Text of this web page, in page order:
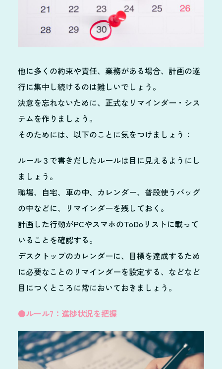
他に多くの約束や責任、業務がある場合、計画の遂
行に集中し続けるのは難しいでしょう。
決意を忘れないために、正式なリマインダー・シス
テムを作りましょう。
そのためには、以下のことに気をつけましょう：
ルール３で書きだしたルールは目に見えるようにし
ましょう。
職場、自宅、車の中、カレンダー、普段使うバッグ
の中などに、リマインダーを残しておく。
計画した行動がPCやスマホのToDoリストに載って
いることを確認する。
デスクトップのカレンダーに、目標を達成するため
に必要なことのリマインダーを設定する、などなど
目につくところに常においておきましょう。
●ルール7：進捗状況を把握